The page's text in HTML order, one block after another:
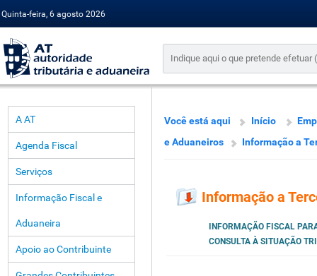
Quinta-feira, 6 agosto 2026
A AT
Agenda Fiscal
Serviços
Informação Fiscal e
Aduaneira
Apoio ao Contribuinte
Você está aqui Início
e Aduaneiros
Informação a
Informação a
INFORMAÇÃO FISCAL
CONSULTA À SITUAÇÃO